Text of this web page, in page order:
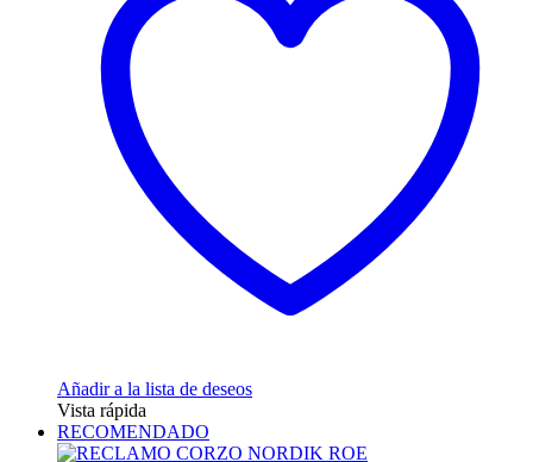
opciones
Añadir a la lista de deseos
Vista rápida
RECOMENDADO